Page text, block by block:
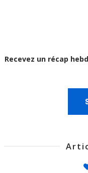
Recevez un récap